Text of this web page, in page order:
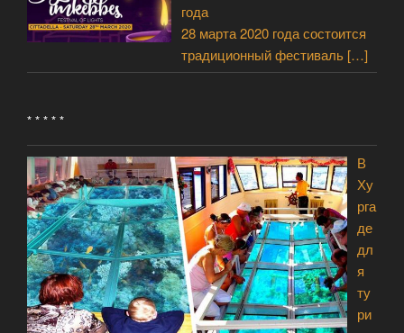
года
28 марта 2020 года состоится
традиционный фестиваль […]
* * * * *
В
Ху
рга
де
дл
я
ту
ри